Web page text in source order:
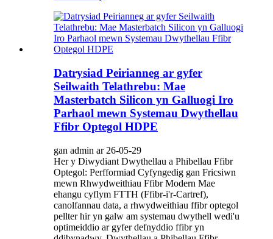
Datrysiad Peirianneg ar gyfer
Seilwaith Telathrebu: Mae
Masterbatch Silicon yn Galluogi Iro
Parhaol mewn Systemau Dwythellau
Ffibr Optegol HDPE
gan admin ar 26-05-29
Her y Diwydiant Dwythellau a Phibellau Ffibr
Optegol: Perfformiad Cyfyngedig gan Fricsiwn
mewn Rhwydweithiau Ffibr Modern Mae
ehangu cyflym FTTH (Ffibr-i'r-Cartref),
canolfannau data, a rhwydweithiau ffibr optegol
pellter hir yn galw am systemau dwythell wedi'u
optimeiddio ar gyfer defnyddio ffibr yn